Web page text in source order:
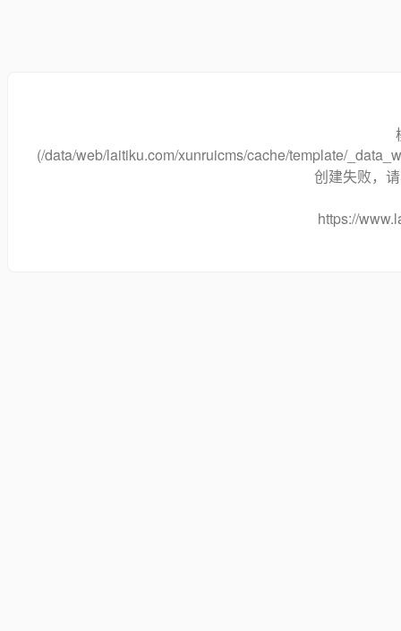
(/data/web/laitiku.com/xunruicms/cache/template/
创建失败，
https://